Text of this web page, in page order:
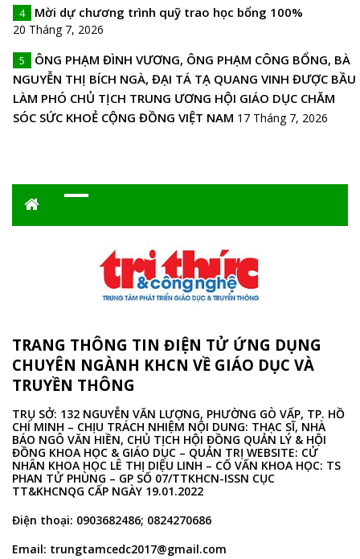
4 Mời dự chương trình quỹ trao học bổng 100%
20 Tháng 7, 2026
5
ÔNG PHẠM ĐÌNH VƯƠNG, ÔNG PHẠM CÔNG BỔNG, BÀ
NGUYỄN THỊ BÍCH NGÀ, ĐẠI TÁ TẠ QUANG VINH ĐƯỢC BẦU
LÀM PHÓ CHỦ TỊCH TRUNG ƯƠNG HỘI GIÁO DỤC CHĂM
SÓC SỨC KHOẺ CỘNG ĐỒNG VIỆT NAM 17 Tháng 7, 2026
TRANG THÔNG TIN ĐIỆN TỬ ỨNG DỤNG
CHUYÊN NGÀNH KHCN VỀ GIÁO DỤC VÀ
TRUYỀN THÔNG
TRỤ SỞ: 132 NGUYỄN VĂN LƯỢNG, PHƯỜNG GÒ VẤP, TP. HỒ
CHÍ MINH – CHỊU TRÁCH NHIỆM NỘI DUNG: THẠC SĨ, NHÀ
BÁO NGÔ VĂN HIỀN, CHỦ TỊCH HỘI ĐỒNG QUẢN LÝ & HỘI
ĐỒNG KHOA HỌC & GIÁO DỤC – QUẢN TRỊ WEBSITE: CỬ
NHÂN KHOA HỌC LÊ THỊ DIỆU LINH – CỐ VẤN KHOA HỌC: TS
PHAN TỬ PHÙNG – GP SỐ 07/TTKHCN-ISSN CỤC
TT&KHCNQG CẤP NGÀY 19.01.2022
Điện thoại: 0903682486; 0824270686
Email: trungtamcedc2017@gmail.com